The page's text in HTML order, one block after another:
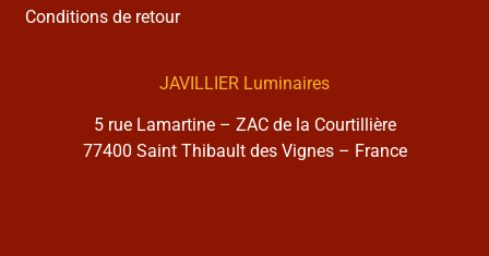
Conditions de retour
JAVILLIER Luminaires
5 rue Lamartine – ZAC de la Courtillière
77400 Saint Thibault des Vignes – France